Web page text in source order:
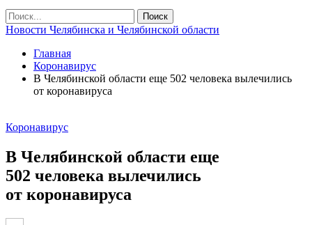
Новости Челябинска и Челябинской области
Главная
Коронавирус
В Челябинской области еще 502 человека вылечились
от коронавируса
Коронавирус
В Челябинской области еще
502 человека вылечились
от коронавируса